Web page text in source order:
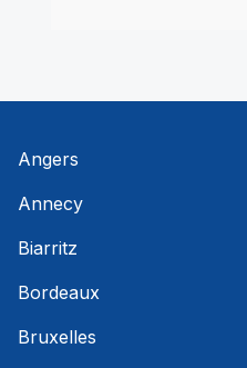
Angers
Annecy
Biarritz
Bordeaux
Bruxelles